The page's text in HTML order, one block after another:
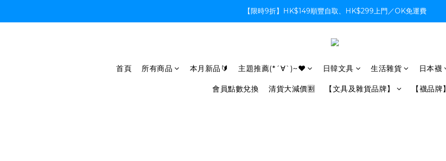
【限時9折】HK$149順豐自取、HK$299上門／OK免運費
【限時9折】HK$149順豐自取、HK$299上門／OK免運費
首頁 所有商品 本月新品🔰 主題推薦(*´∀`)~♥ 日韓文具 生活雜貨 日本襪
會員點數兌換 清貨大減價🈹 【文具及雜貨品牌】 【襪品牌】